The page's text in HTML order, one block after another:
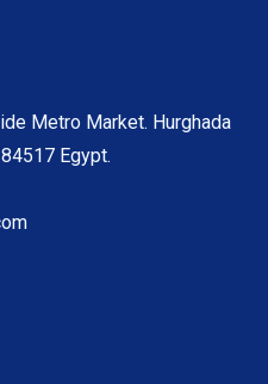
Metro Market. Hurghada
Egypt.